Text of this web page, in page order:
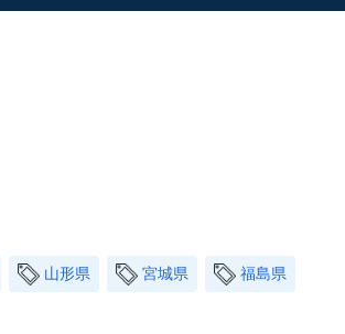
山形県 宮城県 福島県